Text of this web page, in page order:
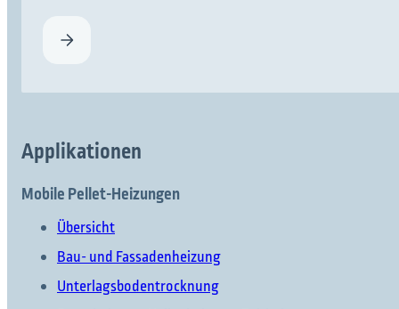
Applikationen
Mobile Pellet-Heizungen
Übersicht
Bau- und Fassadenheizung
Unterlagsbodentrocknung